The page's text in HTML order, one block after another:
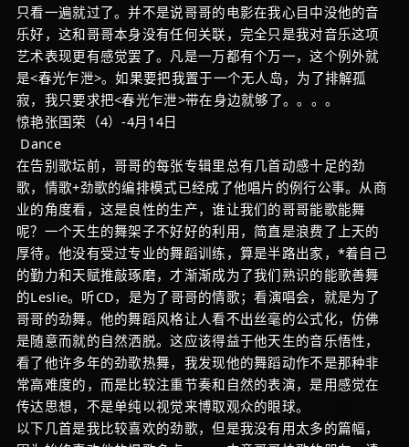
只看一遍就过了。并不是说哥哥的电影在我心目中没他的音
乐好，这和哥哥本身没有任何关联，完全只是我对音乐这项
艺术表现更有感觉罢了。凡是一万都有个万一，这个例外就
是<春光乍泄>。如果要把我置于一个无人岛，为了排解孤
寂，我只要求把<春光乍泄>带在身边就够了。。。。
惊艳张国荣（4）-4月14日
Dance
在告别歌坛前，哥哥的每张专辑里总有几首动感十足的劲
歌，情歌+劲歌的编排模式已经成了他唱片的例行公事。从商
业的角度看，这是良性的生产，谁让我们的哥哥能歌能舞
呢？一个天生的舞架子不好好的利用，简直是浪费了上天的
厚待。他没有受过专业的舞蹈训练，算是半路出家，*着自己
的勤力和天赋推敲琢磨，才渐渐成为了我们熟识的能歌善舞
的Leslie。听CD，是为了哥哥的情歌；看演唱会，就是为了
哥哥的劲舞。他的舞蹈风格让人看不出丝毫的公式化，仿佛
是随意而就的自然洒脱。这应该得益于他天生的音乐悟性，
看了他许多年的劲歌热舞，我发现他的舞蹈动作不是那种非
常高难度的，而是比较注重节奏和自然的表演，是用感觉在
传达思想，不是单纯以视觉来博取观众的眼球。
以下几首是我比较喜欢的劲歌，但是我没有用太多的篇幅，